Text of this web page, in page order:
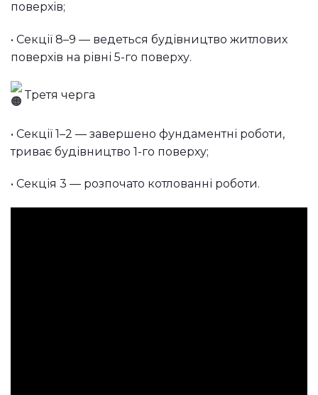
поверхів;
• Секції 8–9 — ведеться будівництво житлових
поверхів на рівні 5-го поверху.
Третя черга
• Секції 1–2 — завершено фундаментні роботи,
триває будівництво 1-го поверху;
• Секція 3 — розпочато котлованні роботи.